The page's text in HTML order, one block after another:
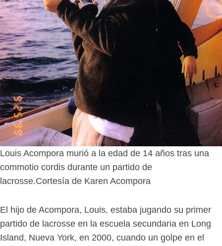
Louis Acompora murió a la edad de 14 años tras una
commotio cordis durante un partido de
lacrosse.Cortesía de Karen Acompora
El hijo de Acompora, Louis, estaba jugando su primer
partido de lacrosse en la escuela secundaria en Long
Island, Nueva York, en 2000, cuando un golpe en el